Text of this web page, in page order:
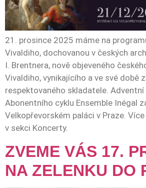
21. prosince 2025 máme na
Vivaldiho, dochovanou v českých
I. Brentnera, nově objeveného
Vivaldiho, vynikajícího a ve své době
respektovaného skladatele.
Abonentního cyklu Ensemble Inégal
Velkopřevorském paláci v Praze.
v sekci Koncerty.
ZVEME VÁS 17.
NA ZELENKU DO